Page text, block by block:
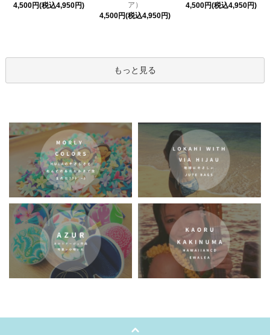
4,500円(税込4,950円)
ア）
4,500円(税込4,950円)
4,500円(税込4,950円)
もっと見る